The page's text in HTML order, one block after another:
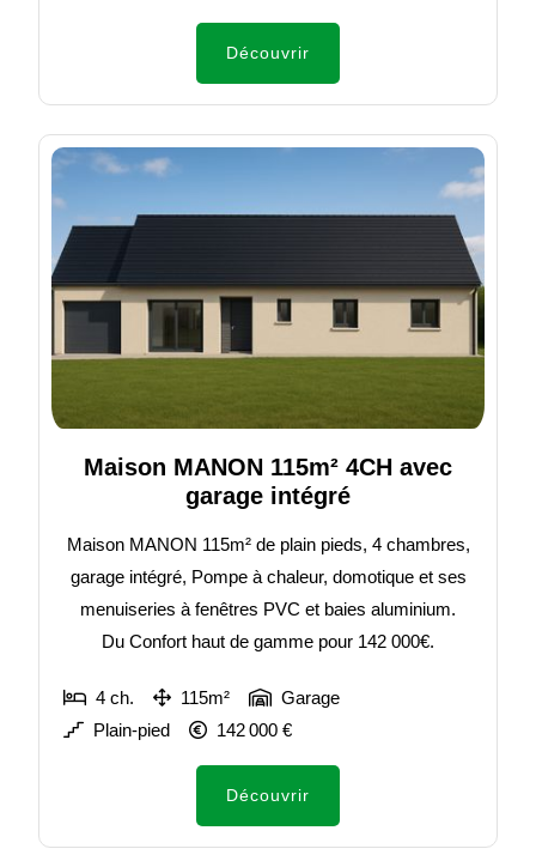
Découvrir
Maison MANON 115m² 4CH avec
garage intégré
Maison MANON 115m² de plain pieds, 4 chambres,
garage intégré, Pompe à chaleur, domotique et ses
menuiseries à fenêtres PVC et baies aluminium.
Du Confort haut de gamme pour 142 000€.
4 ch. 115m²
Garage
Plain-pied
142 000 €
Découvrir